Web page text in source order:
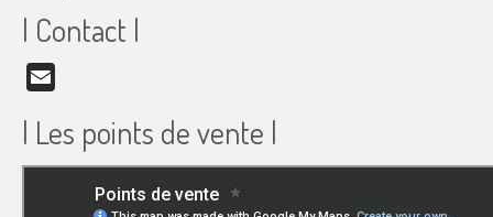
| Contact |
| Les points de vente |